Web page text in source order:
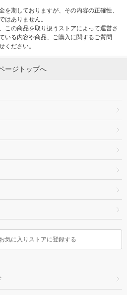
を期しておりますが、その内容の正確性、
はありません。
この商品を取り扱うストアによって運営さ
いる内容や商品、ご購入に関するご質問
ください。
ージトップへ
気に入りストアに登録する